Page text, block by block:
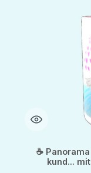
☕
kund...